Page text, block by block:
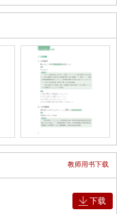
教师用书下载
下载